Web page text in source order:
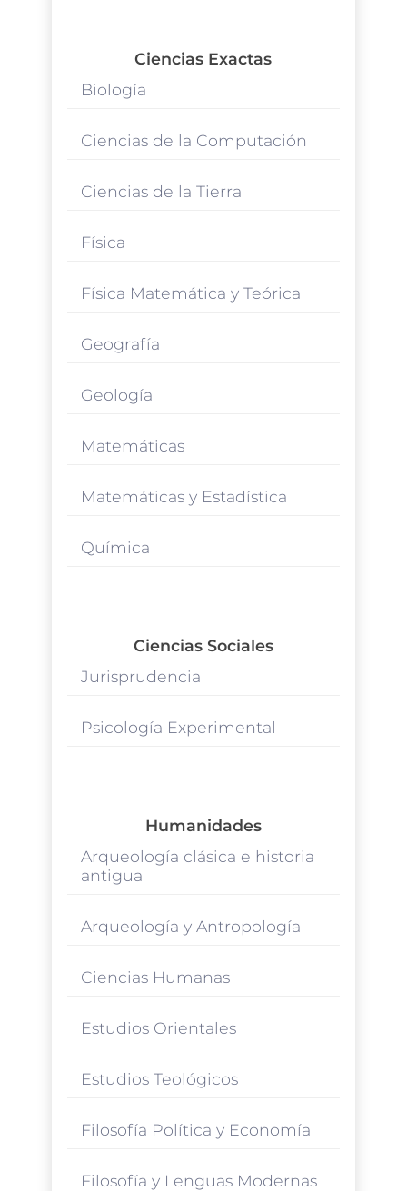
Ciencias Exactas
Biología
Ciencias de la Computación
Ciencias de la Tierra
Física
Física Matemática y Teórica
Geografía
Geología
Matemáticas
Matemáticas y Estadística
Química
Ciencias Sociales
Jurisprudencia
Psicología Experimental
Humanidades
Arqueología clásica e historia
antigua
Arqueología y Antropología
Ciencias Humanas
Estudios Orientales
Estudios Teológicos
Filosofía Política y Economía
Filosofía y Lenguas Modernas